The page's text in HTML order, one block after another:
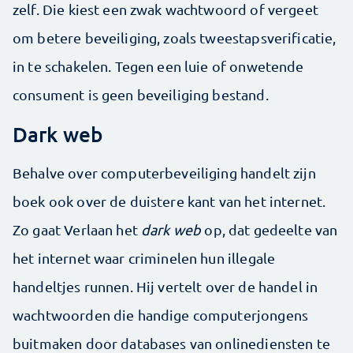
zelf. Die kiest een zwak wachtwoord of vergeet
om betere beveiliging, zoals tweestapsverificatie,
in te schakelen. Tegen een luie of onwetende
consument is geen beveiliging bestand.
Dark web
Behalve over computerbeveiliging handelt zijn
boek ook over de duistere kant van het internet.
Zo gaat Verlaan het dark web op, dat gedeelte van
het internet waar criminelen hun illegale
handeltjes runnen. Hij vertelt over de handel in
wachtwoorden die handige computerjongens
buitmaken door databases van onlinediensten te